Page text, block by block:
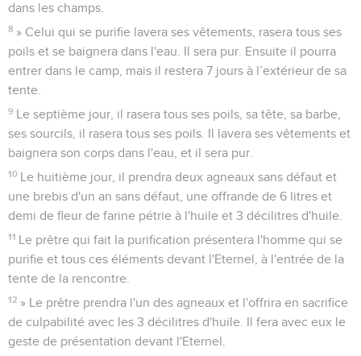
dans les champs.
8 » Celui qui se purifie lavera ses vêtements, rasera tous ses
poils et se baignera dans l'eau. Il sera pur. Ensuite il pourra
entrer dans le camp, mais il restera 7 jours à l’extérieur de sa
tente.
9 Le septième jour, il rasera tous ses poils, sa tête, sa barbe,
ses sourcils, il rasera tous ses poils. Il lavera ses vêtements et
baignera son corps dans l'eau, et il sera pur.
10 Le huitième jour, il prendra deux agneaux sans défaut et
une brebis d'un an sans défaut, une offrande de 6 litres et
demi de fleur de farine pétrie à l'huile et 3 décilitres d'huile.
11 Le prêtre qui fait la purification présentera l'homme qui se
purifie et tous ces éléments devant l'Eternel, à l'entrée de la
tente de la rencontre.
12 » Le prêtre prendra l'un des agneaux et l'offrira en sacrifice
de culpabilité avec les 3 décilitres d'huile. Il fera avec eux le
geste de présentation devant l'Eternel.